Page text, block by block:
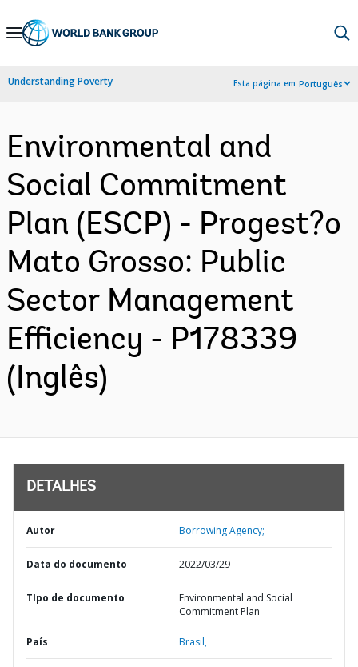
Skip
Navigation
Understanding Poverty Esta página em:Português
Environmental and
Social Commitment
Plan (ESCP) - Progest?o
Mato Grosso: Public
Sector Management
Efficiency - P178339
(Inglês)
DETALHES
Autor Borrowing Agency;
Data do documento 2022/03/29
TIpo de documento
Environmental and Social
Commitment Plan
País Brasil,